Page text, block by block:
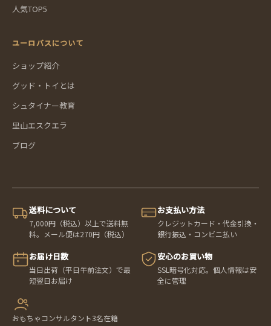
人気TOP5
ユーロバスについて
ショップ紹介
グッド・トイとは
シュタイナー教育
里山エスクエラ
ブログ
送料について
7,000円（税込）以上で送料無
料。メール便は270円（税込）
お支払い方法
クレジットカード・代金引換・
銀行振込・コンビニ払い
お届け日数
当日出荷（平日午前注文）で最
短翌日お届け
安心のお買い物
SSL暗号化対応。個人情報は安
全に管理
おもちゃコンサルタント3名在籍